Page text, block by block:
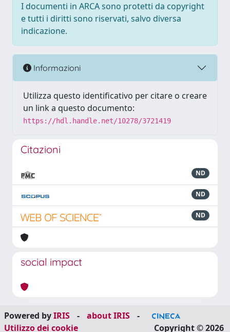
I documenti in ARCA sono protetti da copyright
e tutti i diritti sono riservati, salvo diversa
indicazione.
Informazioni
Utilizza questo identificativo per citare o creare
un link a questo documento:
https://hdl.handle.net/10278/3721419
Citazioni
ND
ND
ND
social impact
Powered byIRIS - about IRIS
-
Utilizzo dei cookie
Copyright © 2026